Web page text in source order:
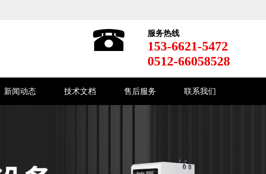
服务热线
153-6621-5472
0512-66058528
新闻动态 技术文档 售后服务 联系我们